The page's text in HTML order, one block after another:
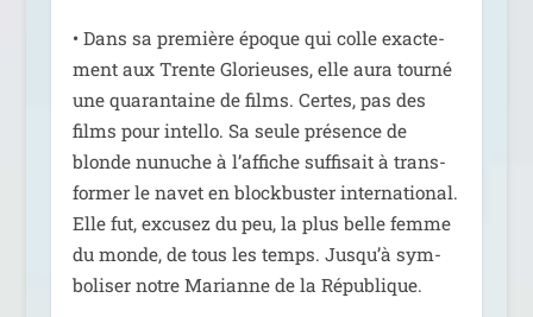
• Dans sa pre­mière époque qui colle exac­te­
ment aux Trente Glorieuses, elle aura tour­né
une qua­ran­taine de films. Certes, pas des
films pour intel­lo. Sa seule pré­sence de
blonde nunuche à l’af­fiche suf­fi­sait à trans­
for­mer le navet en block­bus­ter inter­na­tio­nal.
Elle fut, excu­sez du peu, la plus belle femme
du monde, de tous les temps. Jusqu’à sym­
bo­li­ser notre Marianne de la République.